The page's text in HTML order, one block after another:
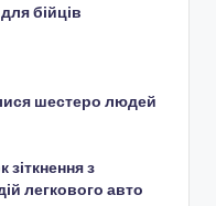
бійців
шестеро людей
зіткнення з
легкового авто